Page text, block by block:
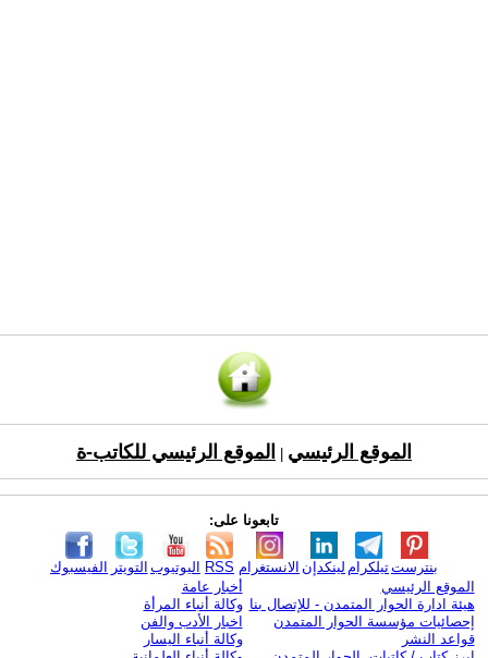
الموقع الرئيسي الموقع الرئيسي للكاتب-ة
تابعونا على:
الفيسبوك التويتر اليوتيوب RSS الانستغرام لينكدإن تيلكرامبنترست
الموقع الرئيسي
هيئة ادارة الحوار المتمدن - للإتصال بنا
إحصائيات مؤسسة الحوار المتمدن
قواعد النشر
أخبار عامة
وكالة أنباء المرأة
اخبار الأدب والفن
وكالة أنباء اليسار